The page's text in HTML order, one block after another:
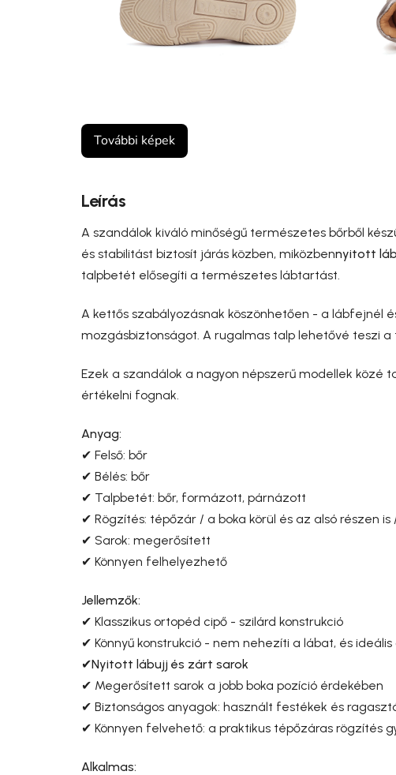
További képek
Leírás
A szandálok kiváló minőségű természetes bőrből
és stabilitást biztosít járás közben, miközbennyitott
talpbetét elősegíti a természetes lábtartást.
A kettős szabályozásnak köszönhetően - a lábfejnél
mozgásbiztonságot. A rugalmas talp lehetővé teszi
Ezek a szandálok a nagyon népszerű modellek közé
értékelni fognak.
Anyag:
✔ Felső: bőr
✔ Bélés: bőr
✔ Talpbetét: bőr, formázott, párnázott
✔ Rögzítés: tépőzár / a boka körül és az alsó részen is
✔ Sarok: megerősített
✔ Könnyen felhelyezhető
Jellemzők:
✔ Klasszikus ortopéd cipő - szilárd konstrukció
✔ Könnyű konstrukció - nem nehezíti a lábat, és
✔Nyitott lábujj és zárt sarok
✔ Megerősített sarok a jobb boka pozíció érdekében
✔ Biztonságos anyagok: használt festékek és
✔ Könnyen felvehető: a praktikus tépőzáras rögzítés
Alkalmas: